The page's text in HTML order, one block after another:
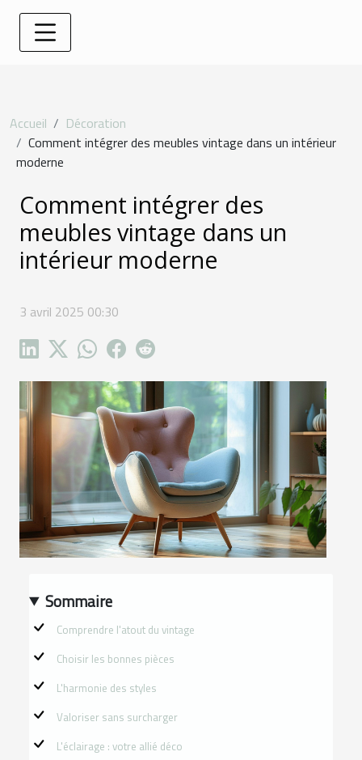
Accueil
Décoration
Comment intégrer des meubles vintage dans un intérieur
moderne
Comment intégrer des
meubles vintage dans un
intérieur moderne
3 avril 2025 00:30
Sommaire
Comprendre l'atout du vintage
Choisir les bonnes pièces
L'harmonie des styles
Valoriser sans surcharger
L'éclairage : votre allié déco